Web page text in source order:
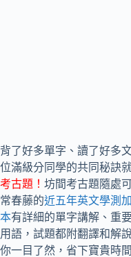
背了好多單字、讀了好多
位滿級分同學的共同秘訣
考古題！ 坊間考古題隨處
常春藤的近五年英文學測
本有詳細的單字講解、重
用語，試題都附翻譯和解
你一目了然，省下寶貴時